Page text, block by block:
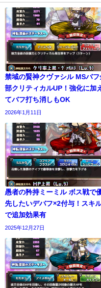
禁域の賢神クヴァシル MSバフ
部クリティカルUP！強化に加え
てバフ打ち消しもOK
2026年1月11日
愚者の矜持ミーミル ボス戦で
先したいデバフ×2付与！スキ
で追加効果有
2025年12月27日